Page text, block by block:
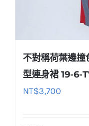
不對稱荷葉邊撞
型連身裙 19-6-
NT$3,700